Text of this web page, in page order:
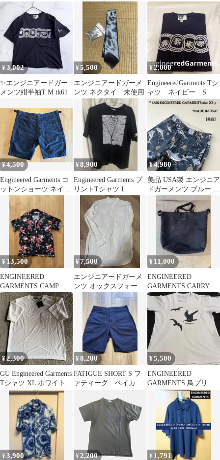
Shorts
¥3,002
✨エンジニアードガー
メンツ紺半袖T M tk61
¥5,500
エンジニアードガーメ
ンツ ネクタイ 未使用
¥2,000
EngineeredGarments Tシ
ャツ ネイビー S
¥4,500
Engineered Garments コ
ットンショーツ ネイビ
ー M お値下げ
¥8,900
Engineered Garments プ
リントTシャツ L
¥4,980
美品 USA製 エンジニア
ドガーメンツ ブルー イ
ルカ ショートパンツ
¥ 13,500
ENGINEERED
GARMENTS CAMP
SHIRTS ALOHA M
¥7,500
エンジニアードガーメ
ンツ オックスフォード
白ボタンダウン グラン
¥ 11,000
ENGINEERED
GARMENTS CARRY
ALL TOTE
¥2,300
GU Engineered Garments
Tシャツ XL ホワイト
¥8,200
FATIGUE SHORT S フ
ァティーグ ベイカ
¥5,500
ENGINEERED
GARMENTS 鳥プリン
ト ポケットTシャツ
¥3,900 ¥2,200 ¥ 1,791